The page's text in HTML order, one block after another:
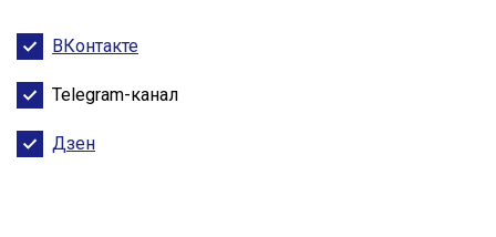
ВКонтакте
Telegram-канал
Дзен